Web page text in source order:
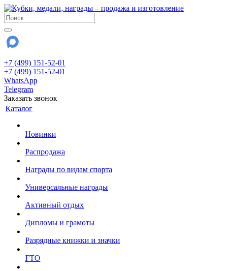
+7 (499) 151-52-01
+7 (499) 151-52-01
WhatsApp
Telegram
Заказать звонок
Каталог
Новинки
Распродажа
Награды по видам спорта
Универсальные награды
Активный отдых
Дипломы и грамоты
Разрядные книжки и значки
ГТО